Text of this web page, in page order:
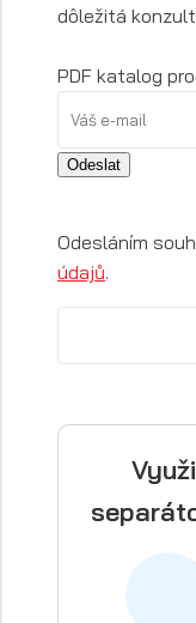
dôležitá
PDF katalog
Odeslat
Odesláním
údajů.